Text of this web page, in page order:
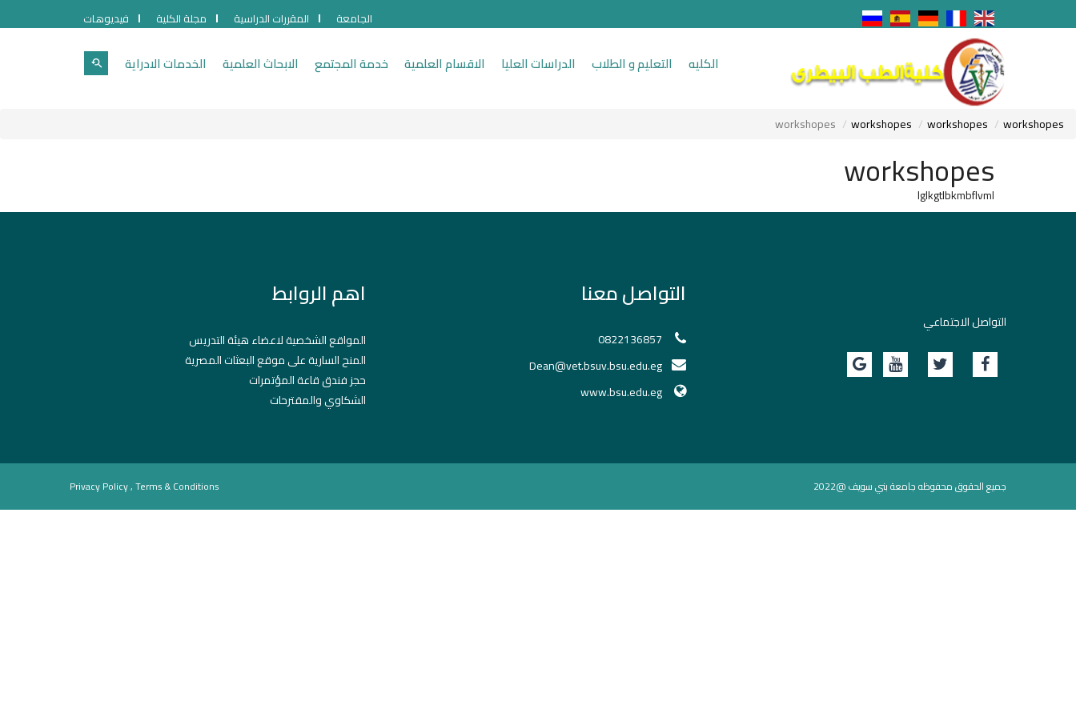
الجامعة المقررات الدراسية مجلة الكلية فيديوهات
الكليه التعليم و الطلاب الدراسات العليا الاقسام العلمية خدمة المجتمع الابحاث العلمية الخدمات الادراية
workshopes
workshopes
workshopes
workshopes
workshopes
lglkgtlbkmbflvml
التواصل الاجتماعي
التواصل معنا
0822136857
Dean@vet.bsuv.bsu.edu.eg
www.bsu.edu.eg
اهم الروابط
المواقع الشخصية لاعضاء هيئة التدريس
المنح السارية على موقع البعثات المصرية
حجز فندق قاعة المؤتمرات
الشكاوي والمقترحات
جميع الحقوق محفوظه جامعة بني سويف @2022 Privacy Policy , Terms & Conditions